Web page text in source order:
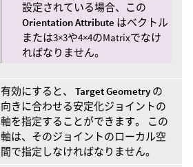
設定されている場合、この
Orientation Attribute はベクトル
または3×3や4×4のMatrixでなけ
ればなりません。
有効にすると、 Target Geometry の
向きに合わせる安定化ジョイントの
軸を指定することができます。 この
軸は、そのジョイントのローカル空
間で指定しなければなりません。